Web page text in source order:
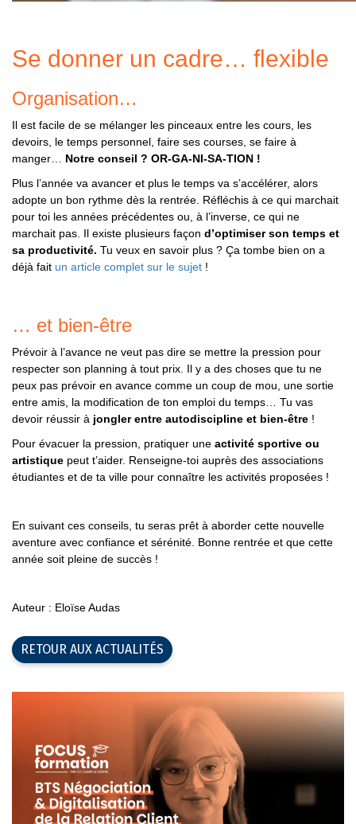
Se donner un cadre… flexible
Organisation…
Il est facile de se mélanger les pinceaux entre les cours, les
devoirs, le temps personnel, faire ses courses, se faire à
manger… Notre conseil ? OR-GA-NI-SA-TION !
Plus l’année va avancer et plus le temps va s’accélérer, alors
adopte un bon rythme dès la rentrée. Réfléchis à ce qui marchait
pour toi les années précédentes ou, à l’inverse, ce qui ne
marchait pas. Il existe plusieurs façon d’optimiser son temps et
sa productivité. Tu veux en savoir plus ? Ça tombe bien on a
déjà fait un article complet sur le sujet !
… et bien-être
Prévoir à l’avance ne veut pas dire se mettre la pression pour
respecter son planning à tout prix. Il y a des choses que tu ne
peux pas prévoir en avance comme un coup de mou, une sortie
entre amis, la modification de ton emploi du temps… Tu vas
devoir réussir à jongler entre autodiscipline et bien-être !
Pour évacuer la pression, pratiquer une activité sportive ou
artistique peut t’aider. Renseigne-toi auprès des associations
étudiantes et de ta ville pour connaître les activités proposées !
En suivant ces conseils, tu seras prêt à aborder cette nouvelle
aventure avec confiance et sérénité. Bonne rentrée et que cette
année soit pleine de succès !
Auteur : Eloïse Audas
RETOUR AUX ACTUALITÉS